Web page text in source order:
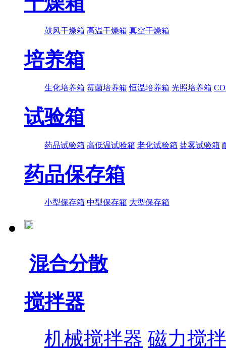
鼓风干燥箱 高温干燥箱 真空干燥箱
培养箱
生化培养箱 霉菌培养箱 恒温培养箱 光照培养箱
试验箱
药品试验箱 高低温试验箱 老化试验箱 盐雾试验箱
药品保存箱
小型保存箱 中型保存箱 大型保存箱
混合分散
搅拌器
机械搅拌器 磁力搅